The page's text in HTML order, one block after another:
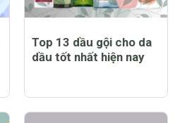
Top 13 dầu gội cho da
dầu tốt nhất hiện nay